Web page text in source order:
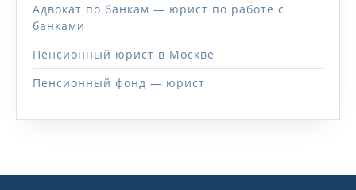
Адвокат по банкам — юрист по работе с
банками
Пенсионный юрист в Москве
Пенсионный фонд — юрист